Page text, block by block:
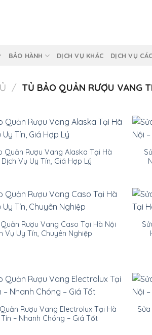
BẢO HÀNH DỊCH VỤ KHÁC DỊCH VỤ
/ TỦ BẢO QUẢN RƯỢU VANG
Quản Rượu Vang Alaska Tại Hà
Dịch Vụ Uy Tín, Giá Hợp Lý
Rượu Vang Caso Tại Hà Nội
Vụ Uy Tín, Chuyên Nghiệp
Rượu Vang Electrolux Tại Hà
– Nhanh Chóng – Giá Tốt